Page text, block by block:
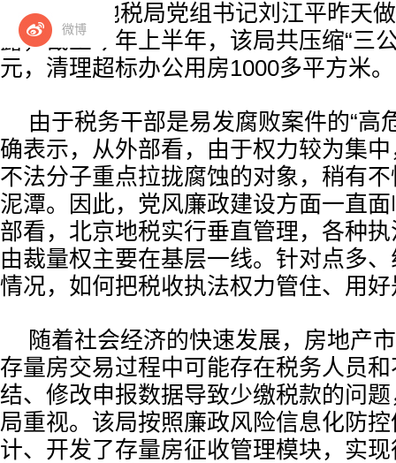
微博
北京市地税局党组书记刘江平昨天
露，截至今年上半年，该局共压缩“三
元，清理超标办公用房1000多平方米。
由于税务干部是易发腐败案件的“高
确表示，从外部看，由于权力较为集
不法分子重点拉拢腐蚀的对象，稍有
泥潭。因此，党风廉政建设方面一直
部看，北京地税实行垂直管理，各种
由裁量权主要在基层一线。针对点多
情况，如何把税收执法权力管住、用
随着社会经济的快速发展，房地产
存量房交易过程中可能存在税务人员
结、修改申报数据导致少缴税款的问
局重视。该局按照廉政风险信息化防
计、开发了存量房征收管理模块，实